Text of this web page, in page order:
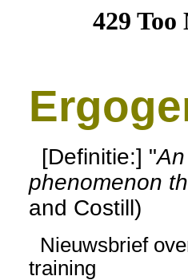
[Definitie:] "
phenomenon
and Costill)
Nieuwsbrief
training